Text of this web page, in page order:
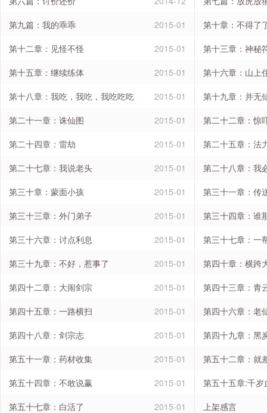
第九篇：我的乖乖
2015-01
第十章：不得了
第十二章：见怪不怪
2015-01
第十三章：神秘
第十五章：继续练体
2015-01
第十六章：山上
第十八章：我吃，我吃，我吃吃吃
2015-01
第十九章：并无
第二十一章：诛仙图
2015-01
第二十二章：惊
第二十四章：雷劫
2015-01
第二十五章：法
第二十七章：我说老头
2015-01
第二十八章：我
第三十章：蒙面小孩
2015-01
第三十一章：传
第三十三章：外门弟子
2015-01
第三十四章：谁
第三十六章：讨点利息
2015-01
第三十七章：一
第三十九章：不好，惹事了
2015-01
第四十章：横跨
第四十二章：大闹剑宗
2015-01
第四十三章：青
第四十五章：一路横扫
2015-01
第四十六章：老
第四十八章：剑宗志
2015-01
第四十九章：黑
第五十一章：药材收集
2015-01
第五十二章：就
第五十四章：不敢说赢
2015-01
第五十五章:千岁
第五十七章：白活了
2015-01
上架感言